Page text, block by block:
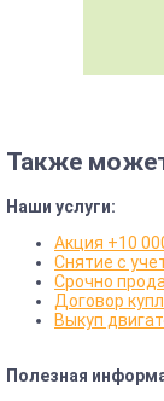
Также
Наши услуги:
Акция +10
Снятие с
Срочно
Договор
Выкуп
Полезная